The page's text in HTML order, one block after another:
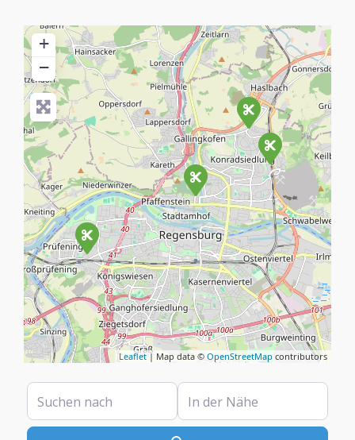
+
−
Leaflet| Map data © OpenStreetMap contributors
Suchen nach In der Nähe